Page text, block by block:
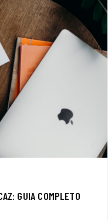
GUIA COMPLETO